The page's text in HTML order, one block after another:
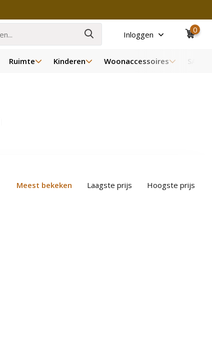
Inloggen 0
Ruimte Kinderen Woonaccessoires SALE
Meest bekeken Laagste prijs Hoogste prijs